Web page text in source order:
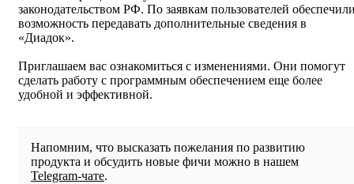
законодательством РФ. По заявкам пользователей
возможность передавать дополнительные сведения в
«Диадок».
Приглашаем вас ознакомиться с изменениями. Они помогут
сделать работу с программным обеспечением еще более
удобной и эффективной.
Напомним, что высказать пожелания по развитию
продукта и обсудить новые фичи можно в нашем
Telegram-чате.